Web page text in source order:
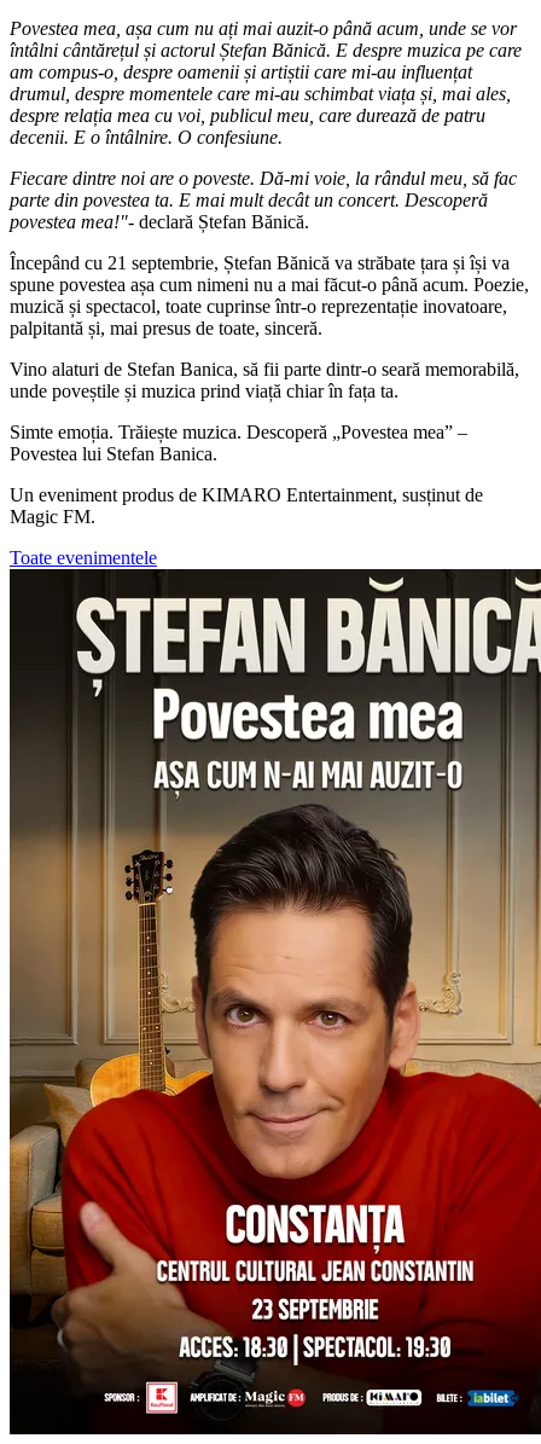
Povestea mea, așa cum nu ați mai auzit-o până acum, unde se vor
întâlni cântărețul și actorul Ștefan Bănică. E despre muzica pe care
am compus-o, despre oamenii și artiștii care mi-au influențat
drumul, despre momentele care mi-au schimbat viața și, mai ales,
despre relația mea cu voi, publicul meu, care durează de patru
decenii. E o întâlnire. O confesiune.
Fiecare dintre noi are o poveste. Dă-mi voie, la rândul meu, să fac
parte din povestea ta. E mai mult decât un concert. Descoperă
povestea mea!"- declară Ștefan Bănică.
Începând cu 21 septembrie, Ștefan Bănică va străbate țara și își va
spune povestea așa cum nimeni nu a mai făcut-o până acum. Poezie,
muzică și spectacol, toate cuprinse într-o reprezentație inovatoare,
palpitantă și, mai presus de toate, sinceră.
Vino alaturi de Stefan Banica, să fii parte dintr-o seară memorabilă,
unde poveștile și muzica prind viață chiar în fața ta.
Simte emoția. Trăiește muzica. Descoperă „Povestea mea” –
Povestea lui Stefan Banica.
Un eveniment produs de KIMARO Entertainment, susținut de
Magic FM.
Toate evenimentele